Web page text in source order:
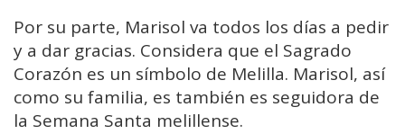
Por su parte, Marisol va todos los días a pedir
y a dar gracias. Considera que el Sagrado
Corazón es un símbolo de Melilla. Marisol, así
como su familia, es también es seguidora de
la Semana Santa melillense.